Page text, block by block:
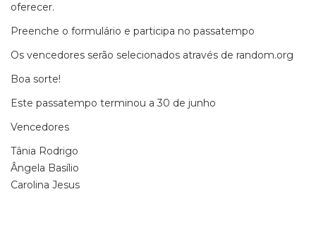
oferecer.
Preenche o formulário e participa no passatempo
Os vencedores serão selecionados através de random.org
Boa sorte!
Este passatempo terminou a 30 de junho
Vencedores
Tânia Rodrigo
Ângela Basílio
Carolina Jesus